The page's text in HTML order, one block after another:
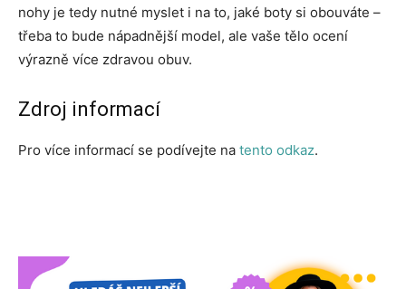
nohy je tedy nutné myslet i na to, jaké boty si obouváte –
třeba to bude nápadnější model, ale vaše tělo ocení
výrazně více zdravou obuv.
Zdroj informací
Pro více informací se podívejte na tento odkaz.